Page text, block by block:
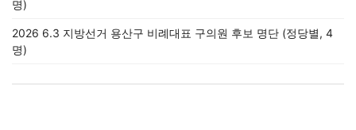
명)
2026 6.3 지방선거 용산구 비례대표 구의원 후보 명단 (정당별, 4
명)